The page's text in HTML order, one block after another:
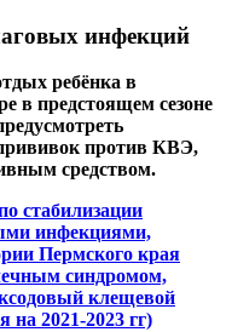
инфекций
ребёнка в
в предстоящем сезоне
против КВЭ,
средством.
стабилизации
инфекциями,
Пермского края
синдромом,
клещевой
на 2021-2023 гг)